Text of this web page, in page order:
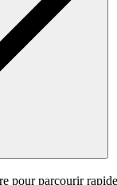
pour parcourir